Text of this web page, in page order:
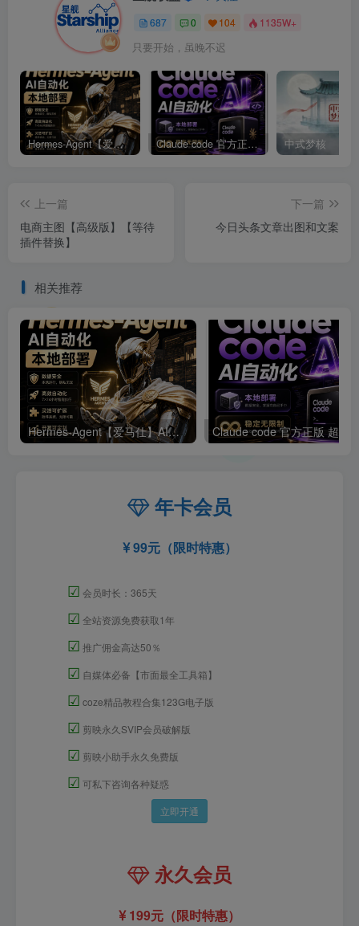
687 0 104 1135W+
只要开始，虽晚不迟
Hermes-Agent【爱马仕】AI自动化部署【会员免费领取安装包】 Claude code 官方正版 超强工具【会员免费领取安装包】 中式梦核
上一篇
电商主图【高级版】【等待
插件替换】
下一篇
今日头条文章出图和文案
相关推荐
Hermes-Agent【爱马仕】AI自动化部署【会员免费领取安装包】
年卡会员
99元（限时特惠）
☑ 会员时长：365天
☑ 全站资源免费获取1年
☑ 推广佣金高达50％
☑ 自媒体必备【市面最全工具箱】
☑ coze精品教程合集123G电子版
☑ 剪映永久SVIP会员破解版
☑ 剪映小助手永久免费版
☑ 可私下咨询各种疑惑
立即开通
永久会员
199元（限时特惠）